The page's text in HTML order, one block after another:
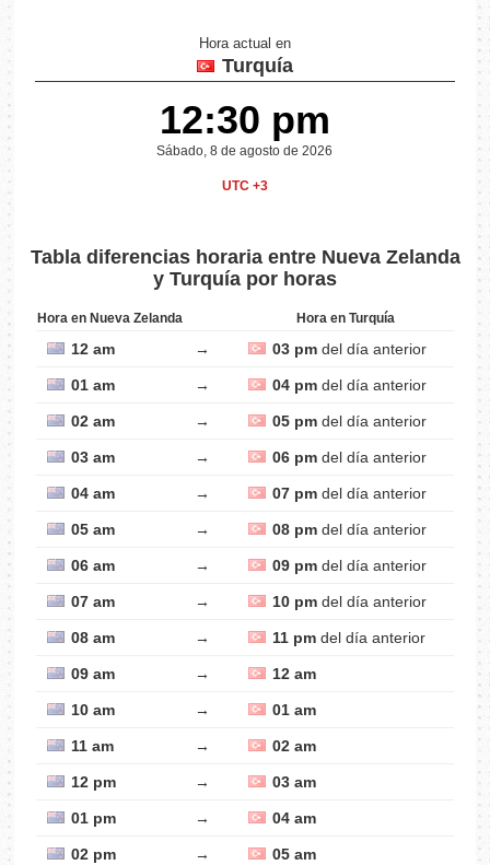
Hora actual en
Turquía
12:30 pm
Sábado, 8 de agosto de 2026
UTC +3
Tabla diferencias horaria entre Nueva Zelanda
y Turquía por horas
Hora en Nueva Zelanda Hora en Turquía
12 am → 03 pm del día anterior
01 am → 04 pm del día anterior
02 am → 05 pm del día anterior
03 am → 06 pm del día anterior
04 am → 07 pm del día anterior
05 am → 08 pm del día anterior
06 am → 09 pm del día anterior
07 am → 10 pm del día anterior
08 am → 11 pm del día anterior
09 am → 12 am
10 am → 01 am
11 am → 02 am
12 pm → 03 am
01 pm → 04 am
02 pm → 05 am